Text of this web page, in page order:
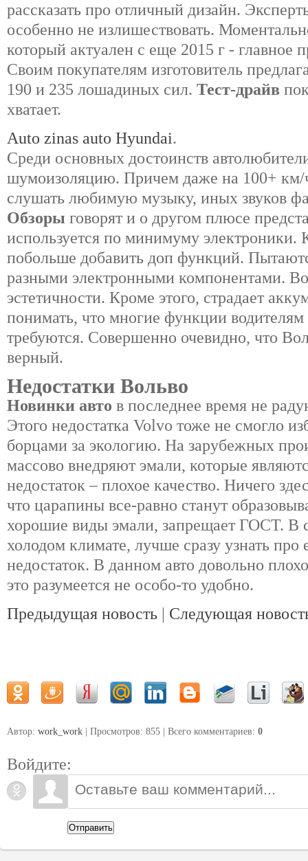
рассказать про отличный дизайн.
особенно не излишествовать.
который актуален с еще 2015 г - главное
Своим покупателям изготовитель
190 и 235 лошадиных сил. Тест-драйв
хватает.
Auto zinas auto Hyundai.
Среди основных достоинств
шумоизоляцию. Причем даже на 100+ км/
слушать любимую музыку, иных звуков
Обзоры говорят и о другом плюсе
используется по минимуму электроники.
побольше добавить доп функций.
разными электронными компонентами.
эстетичности. Кроме этого, страдает
понимать, что многие функции
требуются. Совершенно очевидно, что
верный.
Недостатки Вольво
Новинки авто в последнее время не
Этого недостатка Volvo тоже не смогло
борцами за экологию. На зарубежных
массово внедряют эмали, которые
недостаток – плохое качество. Ничего
что царапины все-равно станут
хорошие виды эмали, запрещает ГОСТ. В
холодом климате, лучше сразу узнать
недостаток. В данном авто довольно
это разумеется не особо-то удобно.
Предыдущая новость | Следующая
Автор: work_work | Просмотров: 855 | Всего комментариев: 0
Войдите:
Отправить